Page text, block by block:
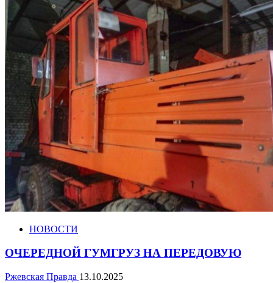
НОВОСТИ
ОЧЕРЕДНОЙ ГУМГРУЗ НА ПЕРЕДОВУЮ
Ржевская Правда 13.10.2025